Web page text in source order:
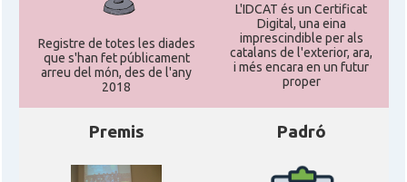
Registre de totes les diades
que s'han fet públicament
arreu del món, des de l'any
2018
L'IDCAT és un Certificat
Digital, una eina
imprescindible per als
catalans de l'exterior, ara,
i més encara en un futur
proper
Premis Padró